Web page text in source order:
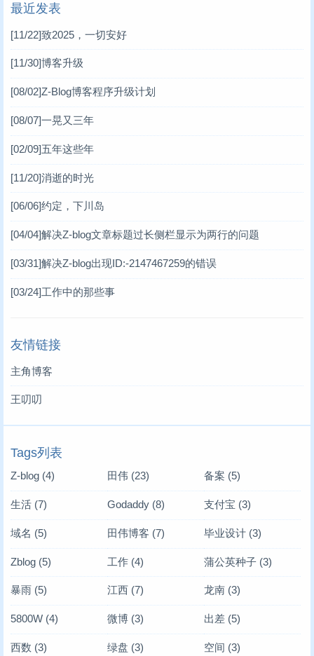
最近发表
[11/22]致2025，一切安好
[11/30]博客升级
[08/02]Z-Blog博客程序升级计划
[08/07]一晃又三年
[02/09]五年这些年
[11/20]消逝的时光
[06/06]约定，下川岛
[04/04]解决Z-blog文章标题过长侧栏显示为两行的问题
[03/31]解决Z-blog出现ID:-2147467259的错误
[03/24]工作中的那些事
友情链接
主角博客
王叨叨
Tags列表
Z-blog (4) 田伟(23) 备案 (5)
生活 (7) Godaddy(8) 支付宝 (3)
域名 (5) 田伟博客 (7) 毕业设计(3)
Zblog (5) 工作(4) 蒲公英种子(3)
暴雨 (5) 江西(7) 龙南(3)
5800W (4) 微博(3) 出差(5)
西数 (3) 绿盘 (3) 空间 (3)